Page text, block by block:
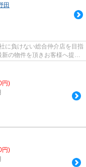
田
に負けない総合仲介店を目指
の物件を頂きお客様へ提供
円)
円)